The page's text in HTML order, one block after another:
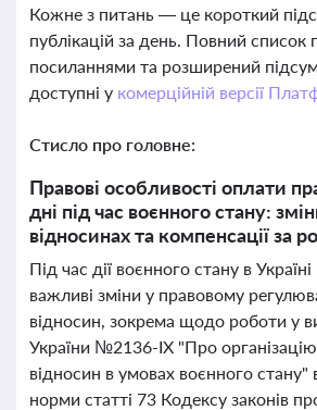
Кожне з питань — це короткий
публікацій за день. Повний
посиланнями та розширений
доступні у комерційній версії
Стисло про головне:
Правові особливості оплати
дні під час воєнного стану:
відносинах та компенсації за
Під час дії воєнного стану в
важливі зміни у правовому
відносин, зокрема щодо роботи у
України №2136-IX "Про
відносин в умовах воєнного
норми статті 73 Кодексу законів